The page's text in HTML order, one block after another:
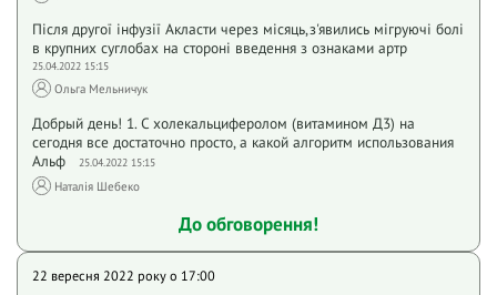
Після другої інфузії Акласти через місяць,з'явились мігруючі болі
в крупних суглобах на стороні введення з ознаками артр
25.04.2022 15:15
Ольга Мельничук
Добрый день! 1. С холекальциферолом (витамином Д3) на
сегодня все достаточно просто, а какой алгоритм использования
Альф
25.04.2022 15:15
Наталія Шебеко
До обговорення!
22 вересня 2022 року o 17:00